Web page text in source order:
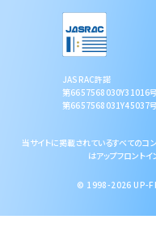
JASRAC許諾
第6657568030Y31016号
第6657568031Y45037号
当サイトに掲載されているすべてのコ
はアップフロント
© 1998-2026 UP-